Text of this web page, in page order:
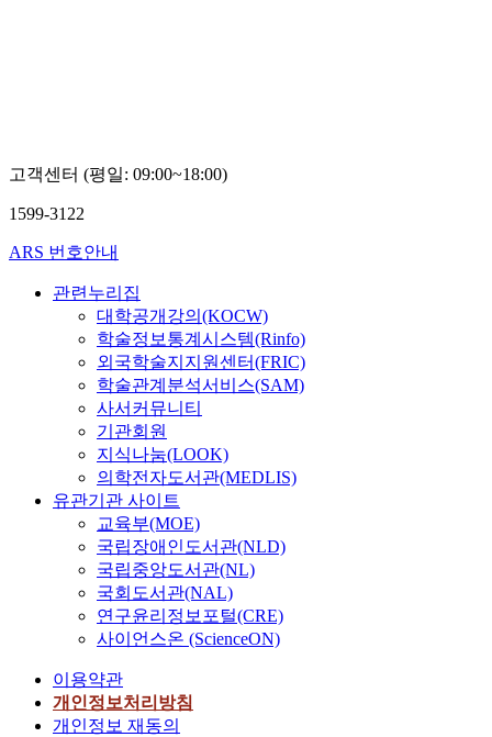
고객센터 (평일: 09:00~18:00)
1599-3122
ARS 번호안내
관련누리집
대학공개강의(KOCW)
학술정보통계시스템(Rinfo)
외국학술지지원센터(FRIC)
학술관계분석서비스(SAM)
사서커뮤니티
기관회원
지식나눔(LOOK)
의학전자도서관(MEDLIS)
유관기관 사이트
교육부(MOE)
국립장애인도서관(NLD)
국립중앙도서관(NL)
국회도서관(NAL)
연구윤리정보포털(CRE)
사이언스온 (ScienceON)
이용약관
개인정보처리방침
개인정보 재동의